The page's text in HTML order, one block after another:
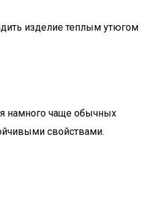
изделие теплым утюгом
намного чаще обычных
свойствами.